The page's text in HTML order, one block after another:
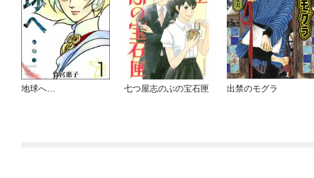
地球へ… 七つ屋志のぶの宝石匣 出禁のモグラ